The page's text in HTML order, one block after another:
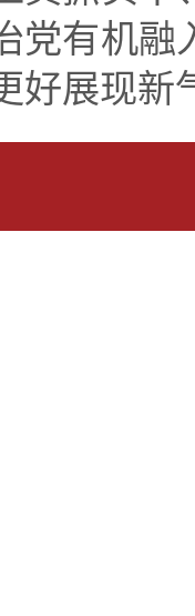
党有机融
好展现新